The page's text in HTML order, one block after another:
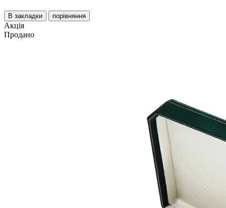
В закладки порівняння
Акція
Продано